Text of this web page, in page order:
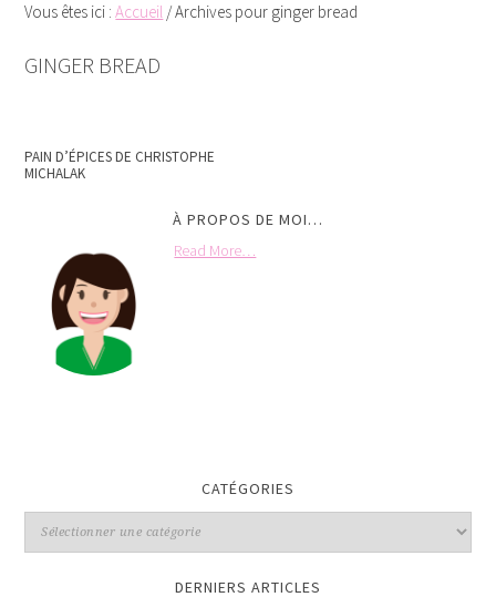
Vous êtes ici :Accueil /Archives pour ginger bread
GINGER BREAD
PAIN D’ÉPICES DE CHRISTOPHE
MICHALAK
À PROPOS DE MOI…
Read More…
CATÉGORIES
DERNIERS ARTICLES